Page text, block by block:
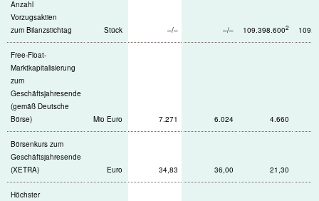
Anzahl
Vorzugsaktien
zum Bilanzstichtag
Stück –/– –/– 109.398.6002
Free-Float-
Marktkapitalisierung
zum
Geschäftsjahresende
(gemäß Deutsche
Börse)
Mio Euro 7.271 6.024 4.660
Börsenkurs zum
Geschäftsjahresende
(XETRA)
Euro 34,83 36,00 21,30
Höchster